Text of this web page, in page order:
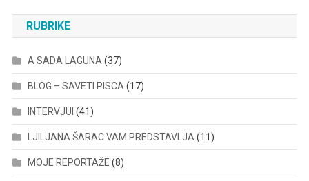
RUBRIKE
A SADA LAGUNA (37)
BLOG – SAVETI PISCA (17)
INTERVJUI (41)
LJILJANA ŠARAC VAM PREDSTAVLJA (11)
MOJE REPORTAŽE (8)